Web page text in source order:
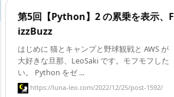
第5回【Python】2 の累乗を表示、F
izzBuzz
はじめに 猫とキャンプと野球観戦と AWS が
大好きな旦那、LeoSaki です。モフモフした
い。 Python をゼ ...
https://luna-leo.com/2022/12/25/post-1592/